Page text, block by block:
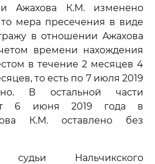
Ажахова К.М. изменено
мера пресечения в виде
в отношении Ажахова
времени нахождения
в течение 2 месяцев 4
то есть по 7 июля 2019
В остальной части
от 6 июня 2019 года в
К.М. оставлено без
судьи Нальчикского